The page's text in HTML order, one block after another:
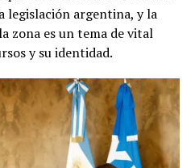
argentina, y la
zona es un tema de vital
y su identidad.